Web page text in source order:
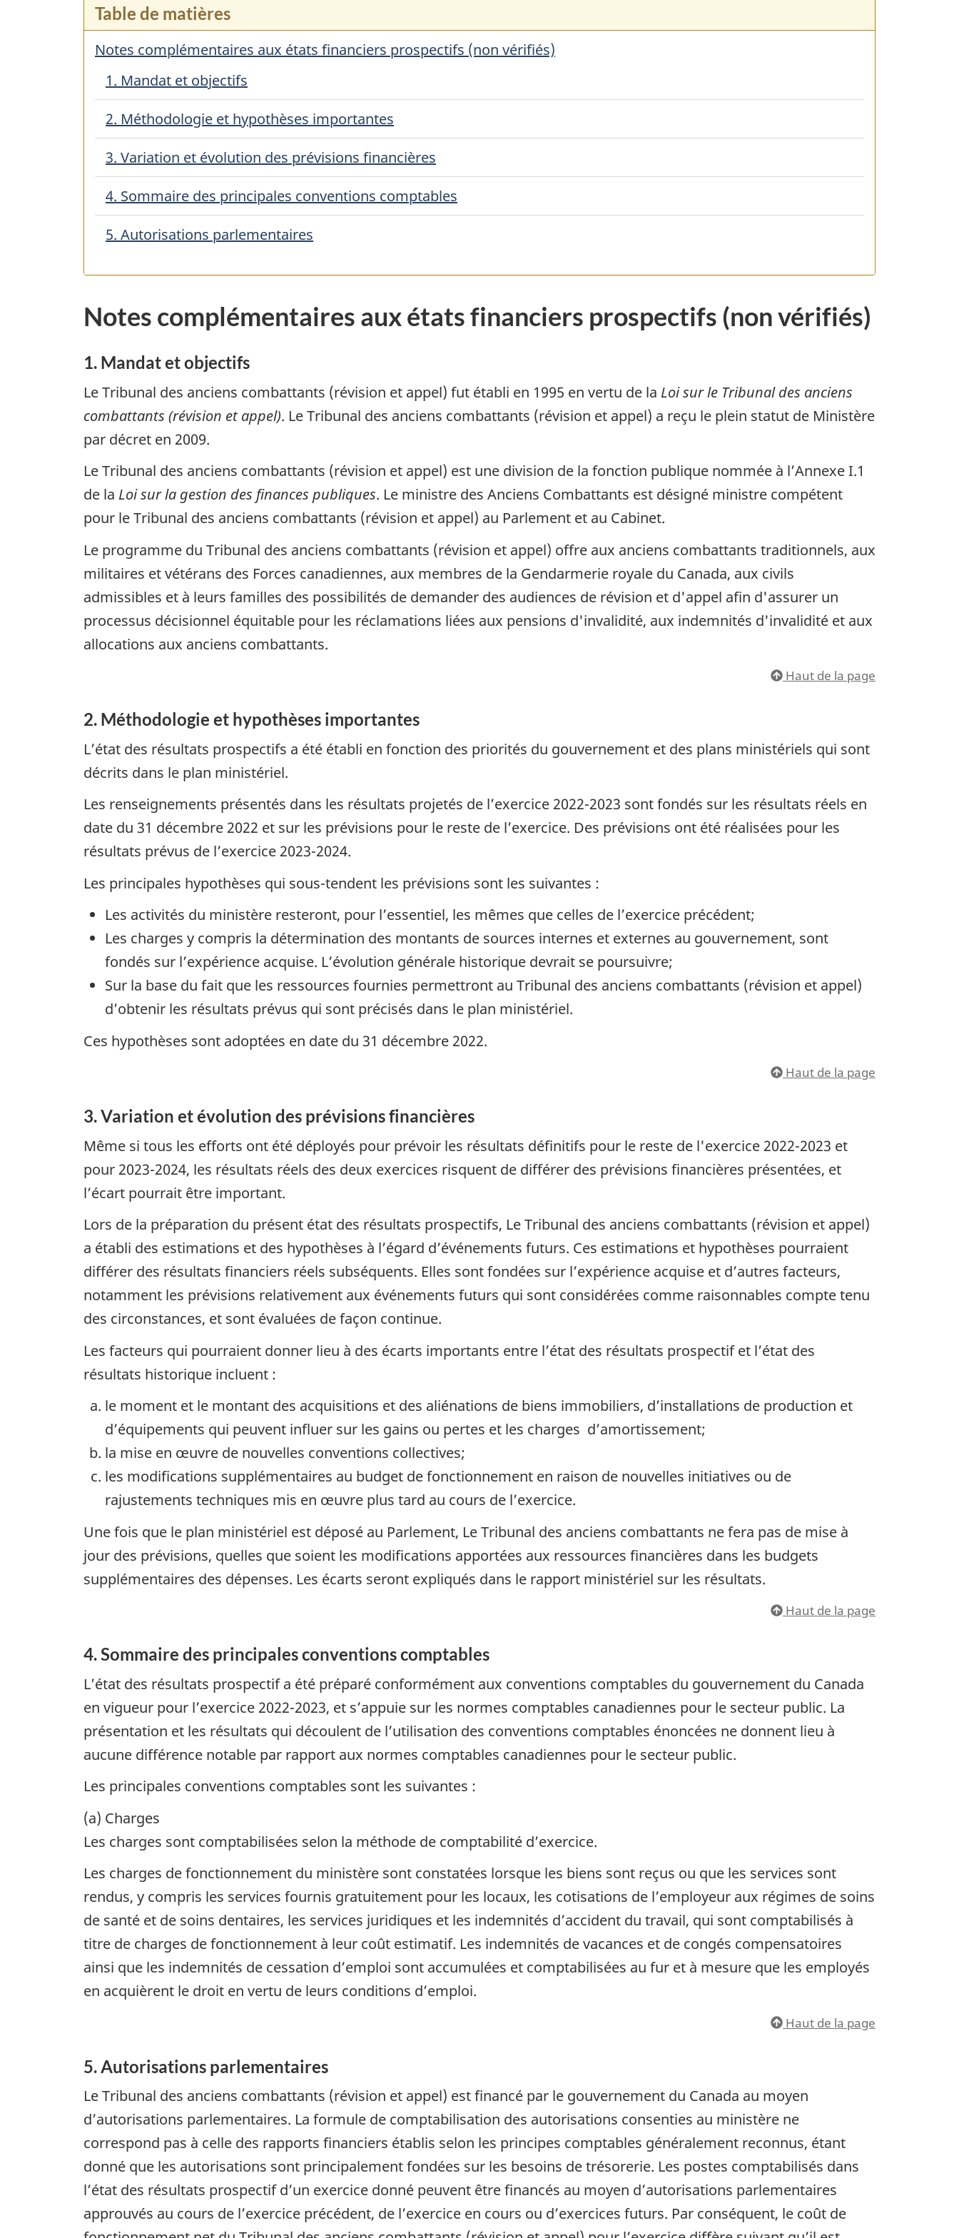
Table de matières
Notes complémentaires aux états financiers prospectifs (non vérifiés)
1. Mandat et objectifs
2. Méthodologie et hypothèses importantes
3. Variation et évolution des prévisions financières
4. Sommaire des principales conventions comptables
5. Autorisations parlementaires
Notes complémentaires aux états financiers prospectifs (non vérifiés)
1. Mandat et objectifs
Le Tribunal des anciens combattants (révision et appel) fut établi en 1995 en vertu de la Loi sur le Tribunal des anciens
combattants (révision et appel). Le Tribunal des anciens combattants (révision et appel) a reçu le plein statut de Ministère
par décret en 2009.
Le Tribunal des anciens combattants (révision et appel) est une division de la fonction publique nommée à l’Annexe I.1
de la Loi sur la gestion des finances publiques. Le ministre des Anciens Combattants est désigné ministre compétent
pour le Tribunal des anciens combattants (révision et appel) au Parlement et au Cabinet.
Le programme du Tribunal des anciens combattants (révision et appel) offre aux anciens combattants traditionnels, aux
militaires et vétérans des Forces canadiennes, aux membres de la Gendarmerie royale du Canada, aux civils
admissibles et à leurs familles des possibilités de demander des audiences de révision et d'appel afin d'assurer un
processus décisionnel équitable pour les réclamations liées aux pensions d'invalidité, aux indemnités d'invalidité et aux
allocations aux anciens combattants.
Haut de la page
2. Méthodologie et hypothèses importantes
L’état des résultats prospectifs a été établi en fonction des priorités du gouvernement et des plans ministériels qui sont
décrits dans le plan ministériel.
Les renseignements présentés dans les résultats projetés de l’exercice 2022-2023 sont fondés sur les résultats réels en
date du 31 décembre 2022 et sur les prévisions pour le reste de l’exercice. Des prévisions ont été réalisées pour les
résultats prévus de l’exercice 2023-2024.
Les principales hypothèses qui sous-tendent les prévisions sont les suivantes :
Les activités du ministère resteront, pour l’essentiel, les mêmes que celles de l’exercice précédent;
Les charges y compris la détermination des montants de sources internes et externes au gouvernement, sont
fondés sur l’expérience acquise. L’évolution générale historique devrait se poursuivre;
Sur la base du fait que les ressources fournies permettront au Tribunal des anciens combattants (révision et appel)
d’obtenir les résultats prévus qui sont précisés dans le plan ministériel.
Ces hypothèses sont adoptées en date du 31 décembre 2022.
Haut de la page
3. Variation et évolution des prévisions financières
Même si tous les efforts ont été déployés pour prévoir les résultats définitifs pour le reste de l'exercice 2022-2023 et
pour 2023-2024, les résultats réels des deux exercices risquent de différer des prévisions financières présentées, et
l’écart pourrait être important.
Lors de la préparation du présent état des résultats prospectifs, Le Tribunal des anciens combattants (révision et appel)
a établi des estimations et des hypothèses à l’égard d’événements futurs. Ces estimations et hypothèses pourraient
différer des résultats financiers réels subséquents. Elles sont fondées sur l’expérience acquise et d’autres facteurs,
notamment les prévisions relativement aux événements futurs qui sont considérées comme raisonnables compte tenu
des circonstances, et sont évaluées de façon continue.
Les facteurs qui pourraient donner lieu à des écarts importants entre l’état des résultats prospectif et l’état des
résultats historique incluent :
le moment et le montant des acquisitions et des aliénations de biens immobiliers, d’installations de production et
d’équipements qui peuvent influer sur les gains ou pertes et les charges d’amortissement;
la mise en œuvre de nouvelles conventions collectives;
les modifications supplémentaires au budget de fonctionnement en raison de nouvelles initiatives ou de
rajustements techniques mis en œuvre plus tard au cours de l’exercice.
Une fois que le plan ministériel est déposé au Parlement, Le Tribunal des anciens combattants ne fera pas de mise à
jour des prévisions, quelles que soient les modifications apportées aux ressources financières dans les budgets
supplémentaires des dépenses. Les écarts seront expliqués dans le rapport ministériel sur les résultats.
Haut de la page
4. Sommaire des principales conventions comptables
L’état des résultats prospectif a été préparé conformément aux conventions comptables du gouvernement du Canada
en vigueur pour l’exercice 2022-2023, et s’appuie sur les normes comptables canadiennes pour le secteur public. La
présentation et les résultats qui découlent de l’utilisation des conventions comptables énoncées ne donnent lieu à
aucune différence notable par rapport aux normes comptables canadiennes pour le secteur public.
Les principales conventions comptables sont les suivantes :
(a) Charges
Les charges sont comptabilisées selon la méthode de comptabilité d’exercice.
Les charges de fonctionnement du ministère sont constatées lorsque les biens sont reçus ou que les services sont
rendus, y compris les services fournis gratuitement pour les locaux, les cotisations de l’employeur aux régimes de soins
de santé et de soins dentaires, les services juridiques et les indemnités d’accident du travail, qui sont comptabilisés à
titre de charges de fonctionnement à leur coût estimatif. Les indemnités de vacances et de congés compensatoires
ainsi que les indemnités de cessation d’emploi sont accumulées et comptabilisées au fur et à mesure que les employés
en acquièrent le droit en vertu de leurs conditions d’emploi.
Haut de la page
5. Autorisations parlementaires
Le Tribunal des anciens combattants (révision et appel) est financé par le gouvernement du Canada au moyen
d’autorisations parlementaires. La formule de comptabilisation des autorisations consenties au ministère ne
correspond pas à celle des rapports financiers établis selon les principes comptables généralement reconnus, étant
donné que les autorisations sont principalement fondées sur les besoins de trésorerie. Les postes comptabilisés dans
l’état des résultats prospectif d’un exercice donné peuvent être financés au moyen d’autorisations parlementaires
approuvés au cours de l’exercice précédent, de l’exercice en cours ou d’exercices futurs. Par conséquent, le coût de